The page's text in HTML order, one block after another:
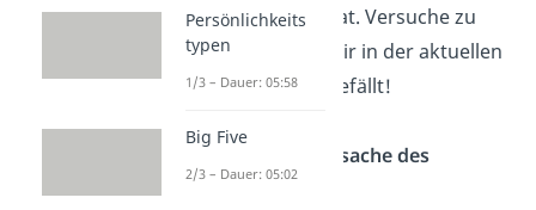
sich verändert hat. Versuche zu
verstehen, was dir in der aktuellen
Situation nicht gefällt!
Erforsche die Ursache des
Eskapismus
Persönlichkeits
typen
1/3 – Dauer: 05:58
Big Five
2/3 – Dauer: 05:02